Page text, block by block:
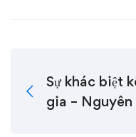
Sự khác biệt
gia –